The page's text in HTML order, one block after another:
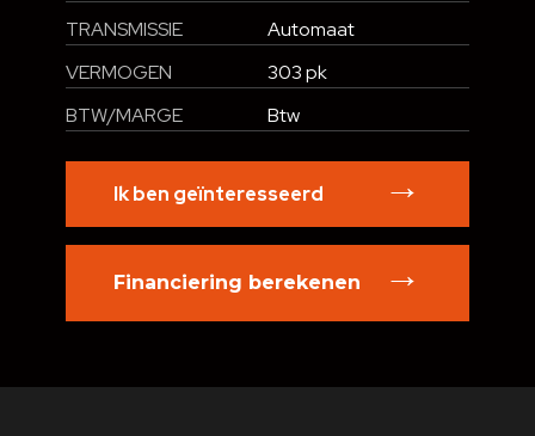
TRANSMISSIE
Automaat
VERMOGEN
303 pk
BTW/MARGE
Btw
Ik ben geïnteresseerd
Financiering berekenen